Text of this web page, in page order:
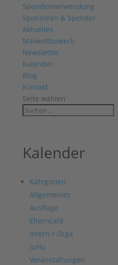
Spendenverwendung
Sponsoren & Spender
Aktuelles
Malwettbewerb
Newsletter
Kalender
Blog
Kontakt
Seite wählen
Kalender
Kategorien
Allgemeines
Ausflüge
Elterncafé
Intern / Orga
JuHu
Veranstaltungen